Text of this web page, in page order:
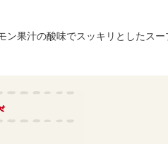
ン果汁の酸味でスッキリとしたスー